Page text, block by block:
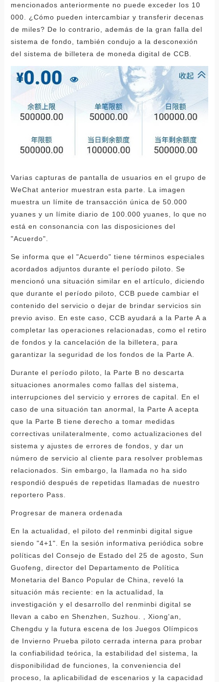
mencionados anteriormente no puede exceder los 10
000. ¿Cómo pueden intercambiar y transferir decenas
de miles? De lo contrario, además de la gran falla del
sistema de fondo, también condujo a la desconexión
del sistema de billetera de moneda digital de CCB.
Varias capturas de pantalla de usuarios en el grupo de
WeChat anterior muestran esta parte. La imagen
muestra un límite de transacción única de 50.000
yuanes y un límite diario de 100.000 yuanes, lo que no
está en consonancia con las disposiciones del
"Acuerdo".
Se informa que el "Acuerdo" tiene términos especiales
acordados adjuntos durante el período piloto. Se
mencionó una situación similar en el artículo, diciendo
que durante el período piloto, CCB puede cambiar el
contenido del servicio o dejar de brindar servicios sin
previo aviso. En este caso, CCB ayudará a la Parte A a
completar las operaciones relacionadas, como el retiro
de fondos y la cancelación de la billetera, para
garantizar la seguridad de los fondos de la Parte A.
Durante el período piloto, la Parte B no descarta
situaciones anormales como fallas del sistema,
interrupciones del servicio y errores de capital. En el
caso de una situación tan anormal, la Parte A acepta
que la Parte B tiene derecho a tomar medidas
correctivas unilateralmente, como actualizaciones del
sistema y ajustes de errores de fondos, y dar un
número de servicio al cliente para resolver problemas
relacionados. Sin embargo, la llamada no ha sido
respondió después de repetidas llamadas de nuestro
reportero Pass.
Progresar de manera ordenada
En la actualidad, el piloto del renminbi digital sigue
siendo "4+1". En la sesión informativa periódica sobre
políticas del Consejo de Estado del 25 de agosto, Sun
Guofeng, director del Departamento de Política
Monetaria del Banco Popular de China, reveló la
situación más reciente: en la actualidad, la
investigación y el desarrollo del renminbi digital se
llevan a cabo en Shenzhen, Suzhou. , Xiong'an,
Chengdu y la futura escena de los Juegos Olímpicos
de Invierno Prueba piloto cerrada interna para probar
la confiabilidad teórica, la estabilidad del sistema, la
disponibilidad de funciones, la conveniencia del
proceso, la aplicabilidad de escenarios y la capacidad